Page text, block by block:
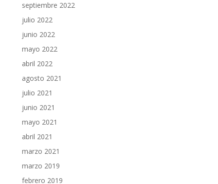
septiembre 2022
julio 2022
junio 2022
mayo 2022
abril 2022
agosto 2021
julio 2021
junio 2021
mayo 2021
abril 2021
marzo 2021
marzo 2019
febrero 2019